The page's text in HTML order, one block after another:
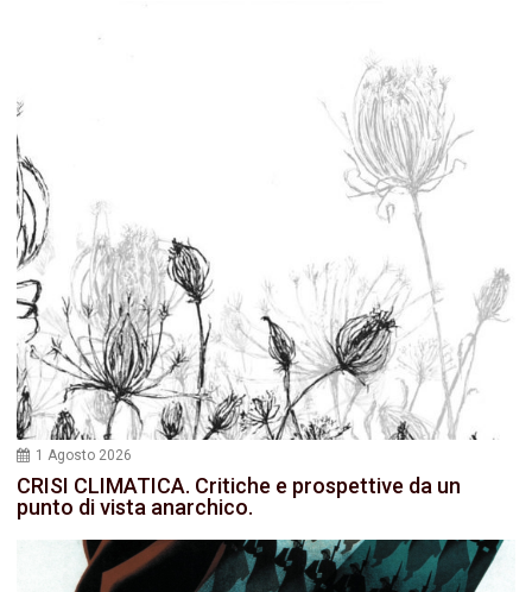
1 Agosto 2026
CRISI CLIMATICA. Critiche e prospettive da un
punto di vista anarchico.